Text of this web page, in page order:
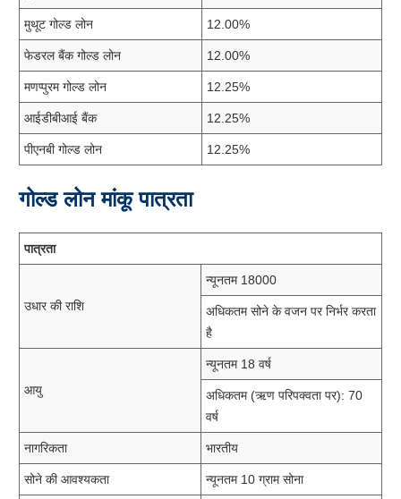
मुथूट गोल्ड लोन 12.00%
फेडरल बैंक गोल्ड लोन 12.00%
मणप्पुरम गोल्ड लोन 12.25%
आईडीबीआई बैंक 12.25%
पीएनबी गोल्ड लोन 12.25%
गोल्ड लोन मांकू पात्रता
पात्रता
उधार की राशि
न्यूनतम 18000
अधिकतम सोने के वजन पर निर्भर करता
है
आयु
न्यूनतम 18 वर्ष
अधिकतम (ऋण परिपक्वता पर): 70
वर्ष
नागरिकता भारतीय
सोने की आवश्यकता न्यूनतम 10 ग्राम सोना